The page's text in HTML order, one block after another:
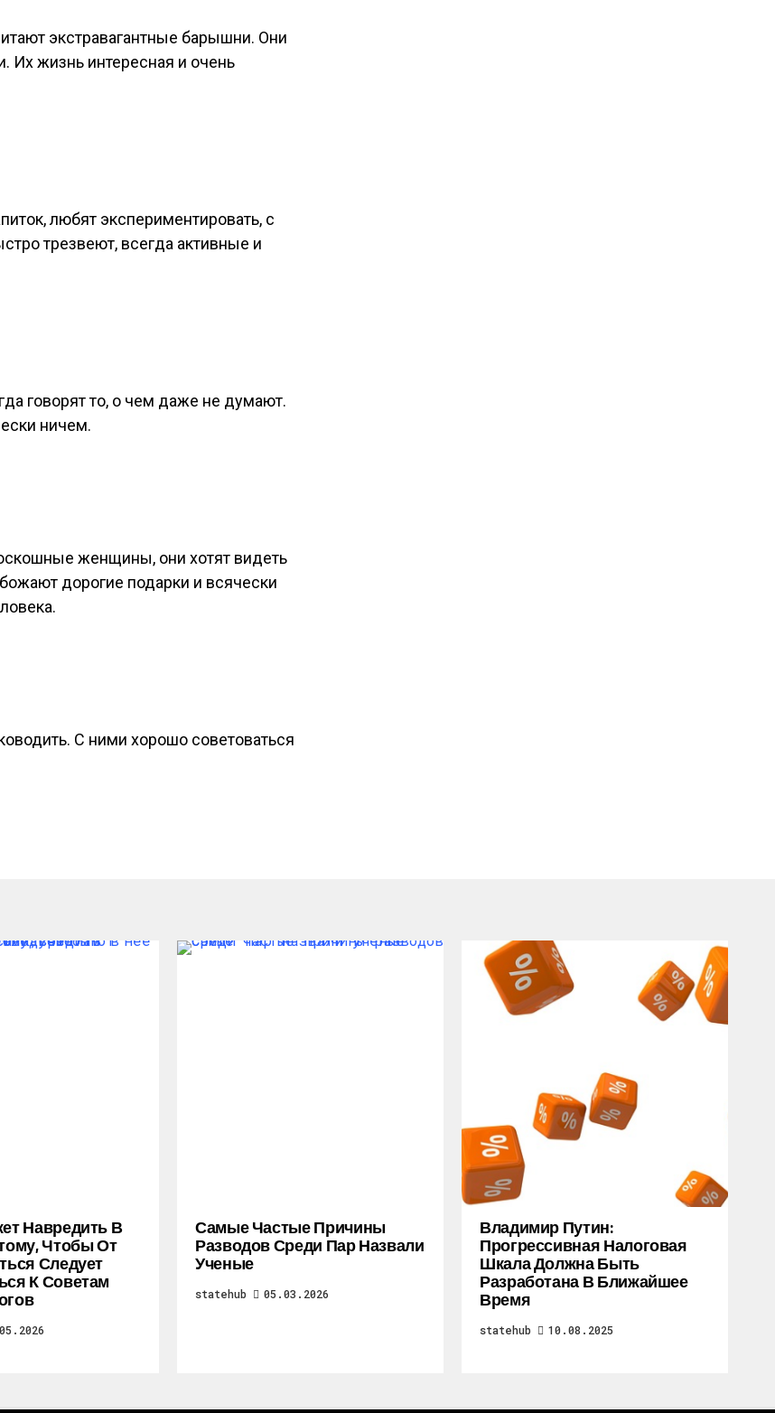
экстравагантные барышни. Они
Их жизнь интересная и очень
любят экспериментировать, с
трезвеют, всегда активные и
говорят то, о чем даже не думают.
ничем.
женщины, они хотят видеть
дорогие подарки и всячески
С ними хорошо советоваться
Навредить В
Чтобы От
Следует
К Советам
Самые Частые Причины
Разводов Среди Пар Назвали
Ученые
statehub 05.03.2026
Владимир Путин:
Прогрессивная Налоговая
Шкала Должна Быть
Разработана В Ближайшее
Время
statehub 10.08.2025